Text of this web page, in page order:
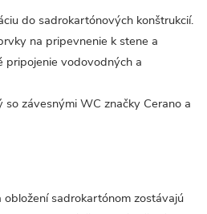
do sadrokartónových konštrukcií.
na pripevnenie k stene a
pripojenie vodovodných a
so závesnými WC značky Cerano a
obložení sadrokartónom zostávajú